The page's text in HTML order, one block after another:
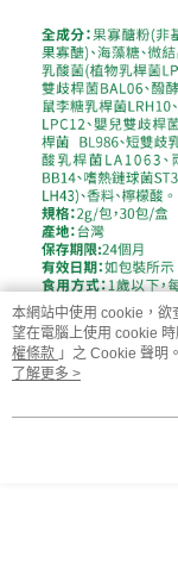
本網站中使用 cookie，欲
望在電腦上使用 cookie
權條款 」之 Cookie 聲明
用條款之 Cookie 聲明使
了解更多 >